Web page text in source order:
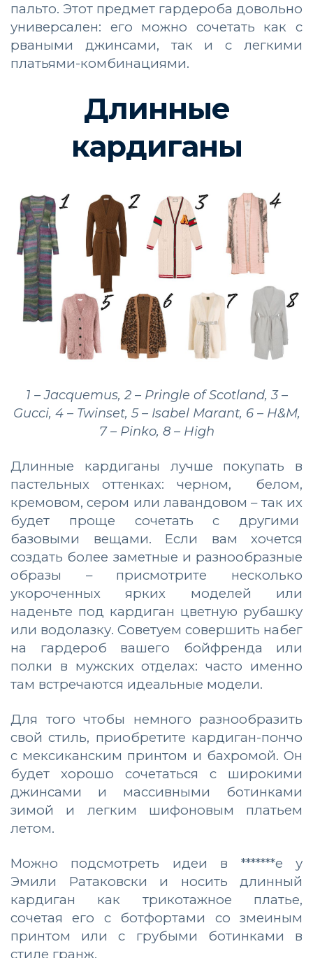
пальто. Этот предмет гардероба довольно
универсален: его можно сочетать как с
рваными джинсами, так и с легкими
платьями-комбинациями.
Длинные
кардиганы
1 – Jacquemus, 2 – Pringle of Scotland, 3 –
Gucci, 4 – Twinset, 5 – Isabel Marant, 6 – H&M,
7 – Pinko, 8 – High
Длинные кардиганы лучше покупать в
пастельных оттенках: черном, белом,
кремовом, сером или лавандовом – так их
будет проще сочетать с другими
базовыми вещами. Если вам хочется
создать более заметные и разнообразные
образы – присмотрите несколько
укороченных ярких моделей или
наденьте под кардиган цветную рубашку
или водолазку. Советуем совершить набег
на гардероб вашего бойфренда или
полки в мужских отделах: часто именно
там встречаются идеальные модели.
Для того чтобы немного разнообразить
свой стиль, приобретите кардиган-пончо
с мексиканским принтом и бахромой. Он
будет хорошо сочетаться с широкими
джинсами и массивными ботинками
зимой и легким шифоновым платьем
летом.
Можно подсмотреть идеи в *******е у
Эмили Ратаковски и носить длинный
кардиган как трикотажное платье,
сочетая его с ботфортами со змеиным
принтом или с грубыми ботинками в
стиле гранж.